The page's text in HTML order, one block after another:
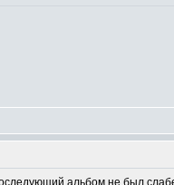
альбом не был